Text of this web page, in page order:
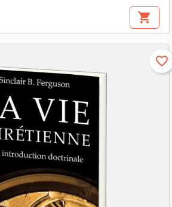
shopping_cart
favorite_border